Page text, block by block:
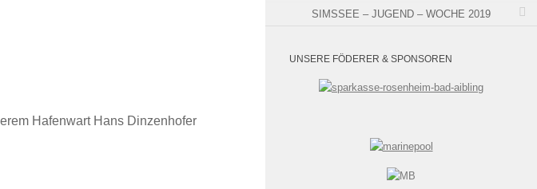
Hafenwart Hans Dinzenhofer
SIMSSEE – JUGEND – WOCHE 2019
UNSERE FÖDERER & SPONSOREN